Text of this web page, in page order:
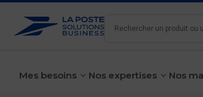
Rechercher
Mes besoins voir le sous-menu
Nos expertises voir le
Nos